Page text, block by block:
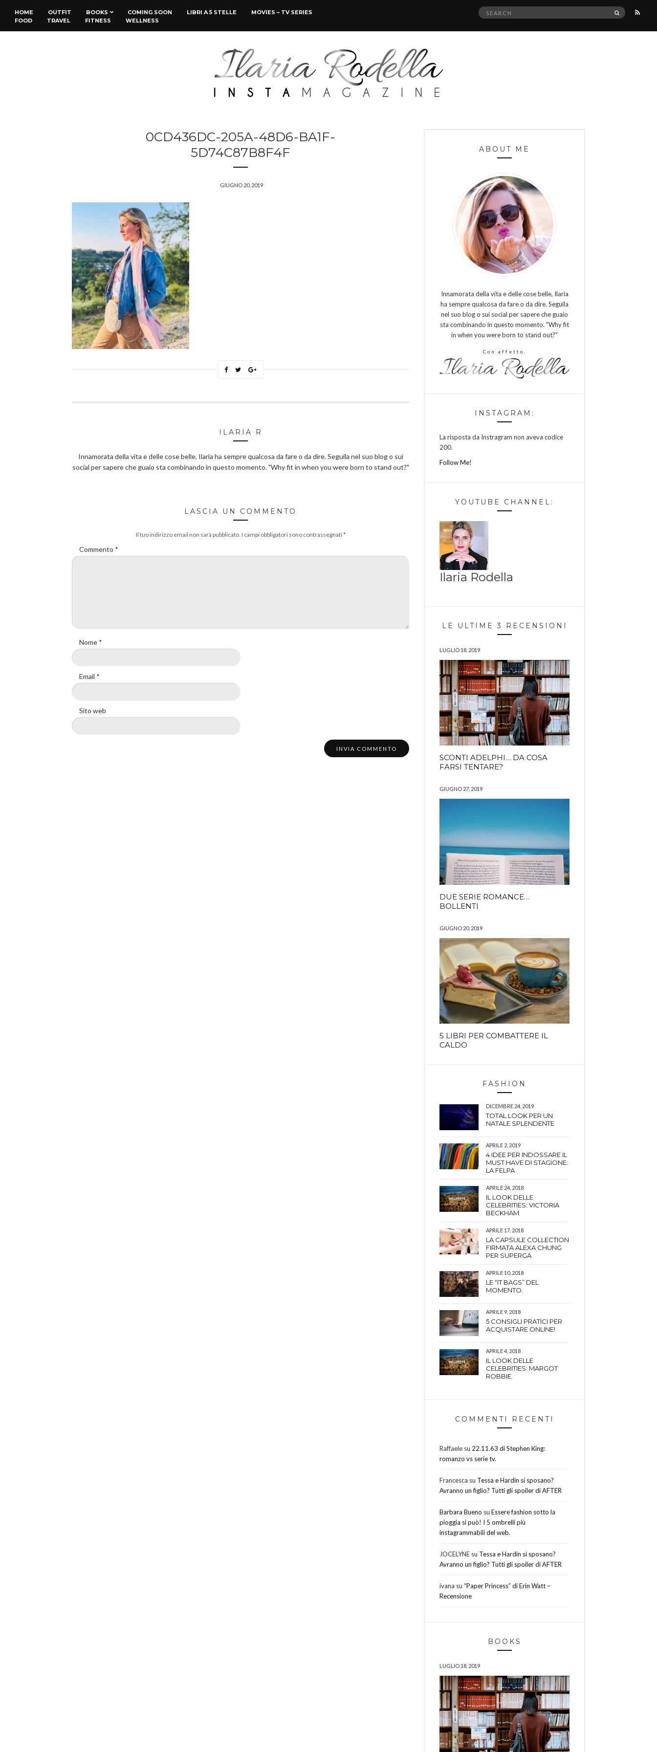
HOME OUTFIT BOOKS COMING SOON LIBRI A 5 STELLE
MOVIES – TV SERIES
FOOD
TRAVEL FITNESS WELLNESS
Search
SEARCH
0CD436DC-205A-48D6-BA1F-
5D74C87B8F4F
GIUGNO 20, 2019
ILARIA R
Innamorata della vita e delle cose belle, Ilaria ha sempre qualcosa da fare o da dire. Seguila nel suo blog o sui
social per sapere che guaio sta combinando in questo momento. "Why fit in when you were born to stand out?"
LASCIA UN COMMENTO
Il tuo indirizzo email non sarà pubblicato. I campi obbligatori sono contrassegnati*
Commento *
Nome *
Email *
Sito web
ABOUT ME
Innamorata della vita e delle cose belle, Ilaria
ha sempre qualcosa da fare o da dire. Seguila
nel suo blog o sui social per sapere che guaio
sta combinando in questo momento. "Why fit
in when you were born to stand out?"
Con affetto,
INSTAGRAM:
La risposta da Instragram non aveva codice
200.
Follow Me!
YOUTUBE CHANNEL:
Ilaria Rodella
LE ULTIME 3 RECENSIONI
LUGLIO 18, 2019
SCONTI ADELPHI… DA COSA
FARSI TENTARE?
GIUGNO 27, 2019
DUE SERIE ROMANCE…
BOLLENTI
GIUGNO 20, 2019
5 LIBRI PER COMBATTERE IL
CALDO
FASHION
DICEMBRE 24, 2019
TOTAL LOOK PER UN
NATALE SPLENDENTE
APRILE 2, 2019
4 IDEE PER INDOSSARE IL
MUST HAVE DI STAGIONE:
LA FELPA
APRILE 24, 2018
IL LOOK DELLE
CELEBRITIES: VICTORIA
BECKHAM
APRILE 17, 2018
LA CAPSULE COLLECTION
FIRMATA ALEXA CHUNG
PER SUPERGA
APRILE 10, 2018
LE “IT BAGS” DEL
MOMENTO.
APRILE 9, 2018
5 CONSIGLI PRATICI PER
ACQUISTARE ONLINE!
APRILE 4, 2018
IL LOOK DELLE
CELEBRITIES: MARGOT
ROBBIE.
COMMENTI RECENTI
Raffaele su 22.11.63 di Stephen King:
romanzo vs serie tv.
Francesca su Tessa e Hardin si sposano?
Avranno un figlio? Tutti gli spoiler di AFTER
Barbara Bueno su Essere fashion sotto la
pioggia si può! I 5 ombrelli più
instagrammabili del web.
JOCELYNE su Tessa e Hardin si sposano?
Avranno un figlio? Tutti gli spoiler di AFTER
ivana su “Paper Princess” di Erin Watt –
Recensione
BOOKS
LUGLIO 18, 2019